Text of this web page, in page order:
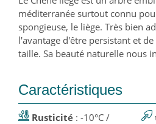
méditerranée surtout connu
spongieuse, le liège. Très bien
l'avantage d'être persistant et
taille. Sa beauté naturelle nous
Caractéristiques
Rusticité : -10°C /